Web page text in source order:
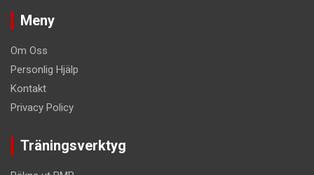
Meny
Om Oss
Personlig Hjälp
Kontakt
Privacy Policy
Träningsverktyg